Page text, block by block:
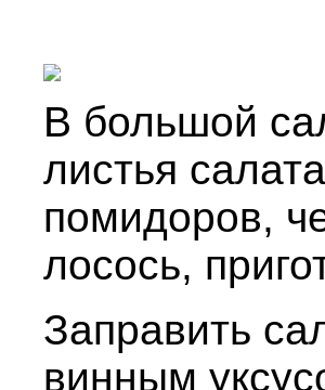
В большой
листья
помидоров,
лосось,
Заправить
винным